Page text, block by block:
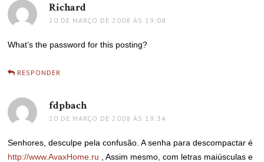
Richard
20 DE MARÇO DE 2008 ÀS 19:08
What’s the password for this posting?
RESPONDER
fdpbachdisse:
20 DE MARÇO DE 2008 ÀS 19:34
Senhores, desculpe pela confusão. A senha para descompactar é
http://www.AvaxHome.ru , Assim mesmo, com letras maiúsculas e